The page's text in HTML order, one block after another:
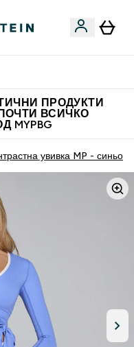
ПРОДУКТИ
ВСИЧКО
MYPBG
увивка MP - синьо